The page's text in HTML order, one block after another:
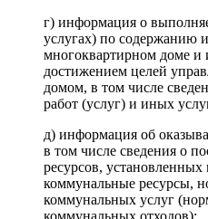
г) информация о
услугах) по содержанию
многоквартирном доме и
достижением целей
домом, в том числе
работ (услуг) и иных
д) информация об
в том числе сведения о
ресурсов, установленных
коммунальные ресурсы,
коммунальных услуг
коммунальных отходов);